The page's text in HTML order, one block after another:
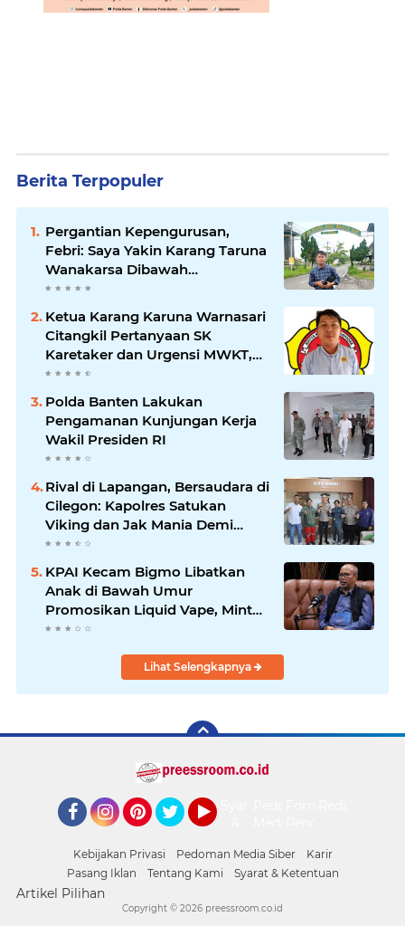
Berita Terpopuler
Pergantian Kepengurusan,
Febri: Saya Yakin Karang Taruna
Wanakarsa Dibawah
Kepemimpinan Bung Entus
Ketua Karang Karuna Warnasari
Citangkil Pertanyaan SK
Karetaker dan Urgensi MWKT,
Saat Suasana Berduka
Polda Banten Lakukan
Pengamanan Kunjungan Kerja
Wakil Presiden RI
Rival di Lapangan, Bersaudara di
Cilegon: Kapolres Satukan
Viking dan Jak Mania Demi
Nobar Damai Piala Presiden
KPAI Kecam Bigmo Libatkan
Anak di Bawah Umur
Promosikan Liquid Vape, Minta
Aparat Bertindak Tegas
Lihat Selengkapnya
Kebijakan Privasi Pedoman Media Siber
Karir
Pasang Iklan
Tentang Kami Syarat & Ketentuan
Artikel Pilihan
Copyright © 2026 preessroom.co.id